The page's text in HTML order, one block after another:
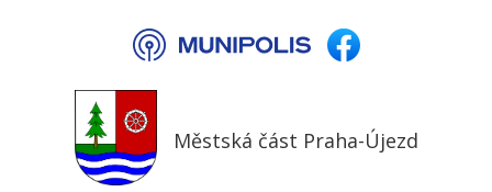
Městská část Praha-Újezd